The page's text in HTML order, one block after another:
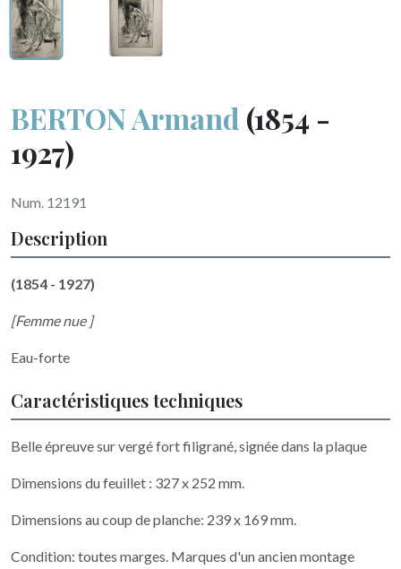
BERTON Armand (1854 -
1927)
Num. 12191
Description
(1854 - 1927)
[Femme nue ]
Eau-forte
Caractéristiques techniques
Belle épreuve sur vergé fort filigrané, signée dans la plaque
Dimensions du feuillet : 327 x 252 mm.
Dimensions au coup de planche: 239 x 169 mm.
Condition: toutes marges. Marques d'un ancien montage